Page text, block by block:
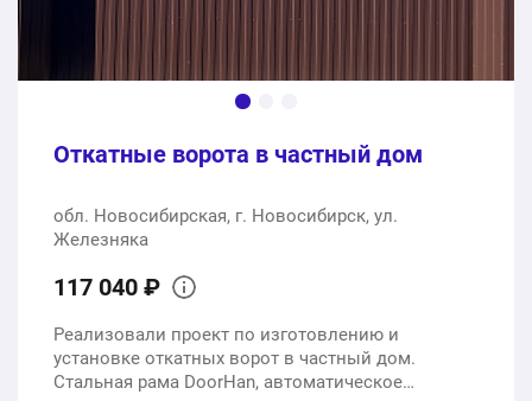
Откатные ворота в частный дом
обл. Новосибирская, г. Новосибирск, ул.
Железняка
117 040 ₽
Реализовали проект по изготовлению и
установке откатных ворот в частный дом.
Стальная рама DoorHan, автоматическое